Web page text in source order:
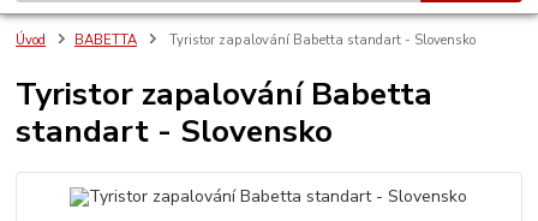
Úvod BABETTA Tyristor zapalování Babetta standart - Slovensko
Tyristor zapalování Babetta
standart - Slovensko